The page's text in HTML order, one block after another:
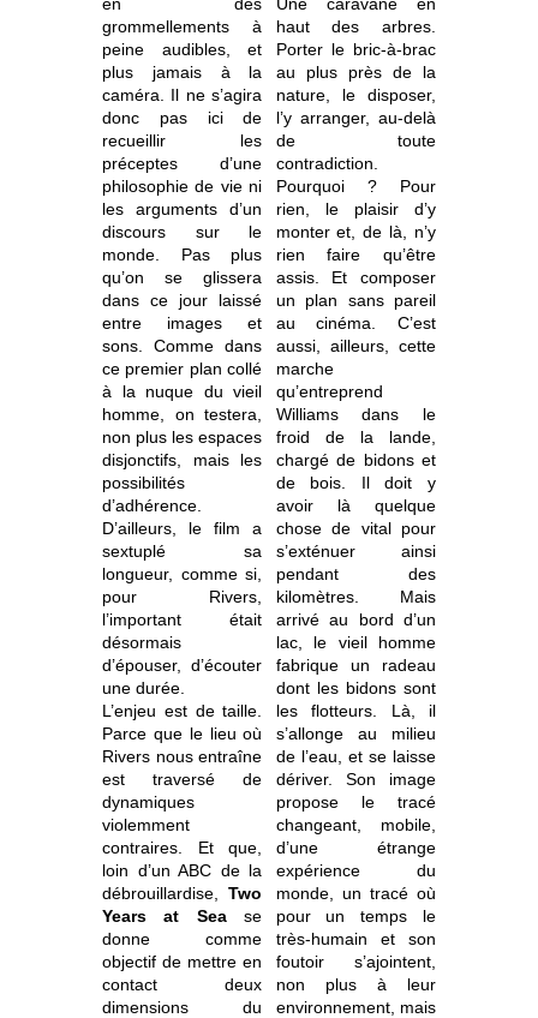
grommellements à
peine audibles, et
plus jamais à la
caméra. Il ne s’agira
donc pas ici de
recueillir les
préceptes d’une
philosophie de vie ni
les arguments d’un
discours sur le
monde. Pas plus
qu’on se glissera
dans ce jour laissé
entre images et
sons. Comme dans
ce premier plan collé
à la nuque du vieil
homme, on testera,
non plus les espaces
disjonctifs, mais les
possibilités
d’adhérence.
D’ailleurs, le film a
sextuplé sa
longueur, comme si,
pour Rivers,
l’important était
désormais
d’épouser, d’écouter
une durée.
L’enjeu est de taille.
Parce que le lieu où
Rivers nous entraîne
est traversé de
dynamiques
violemment
contraires. Et que,
loin d’un ABC de la
débrouillardise,Two
Years at Sease
donne comme
objectif de mettre en
contact deux
dimensions du
haut des arbres.
Porter le bric-à-brac
au plus près de la
nature, le disposer,
l’y arranger, au-delà
de toute
contradiction.
Pourquoi ? Pour
rien, le plaisir d’y
monter et, de là, n’y
rien faire qu’être
assis. Et composer
un plan sans pareil
au cinéma. C’est
aussi, ailleurs, cette
marche
qu’entreprend
Williams dans le
froid de la lande,
chargé de bidons et
de bois. Il doit y
avoir là quelque
chose de vital pour
s’exténuer ainsi
pendant des
kilomètres. Mais
arrivé au bord d’un
lac, le vieil homme
fabrique un radeau
dont les bidons sont
les flotteurs. Là, il
s’allonge au milieu
de l’eau, et se laisse
dériver. Son image
propose le tracé
changeant, mobile,
d’une étrange
expérience du
monde, un tracé où
pour un temps le
très-humain et son
foutoir s’ajointent,
non plus à leur
environnement, mais